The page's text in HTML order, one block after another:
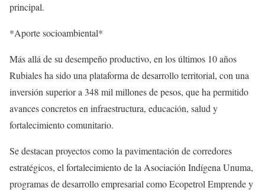
principal.
*Aporte socioambiental*
Más allá de su desempeño productivo, en los últimos 10 años
Rubiales ha sido una plataforma de desarrollo territorial, con una
inversión superior a 348 mil millones de pesos, que ha permitido
avances concretos en infraestructura, educación, salud y
fortalecimiento comunitario.
Se destacan proyectos como la pavimentación de corredores
estratégicos, el fortalecimiento de la Asociación Indígena Unuma,
programas de desarrollo empresarial como Ecopetrol Emprende y